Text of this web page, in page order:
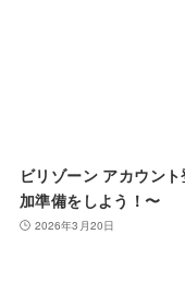
ビリゾーン アカウン
加準備をしよう！〜
2026年3月20日